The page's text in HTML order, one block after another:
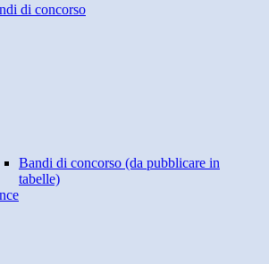
di concorso
Bandi di concorso (da pubblicare in
tabelle)